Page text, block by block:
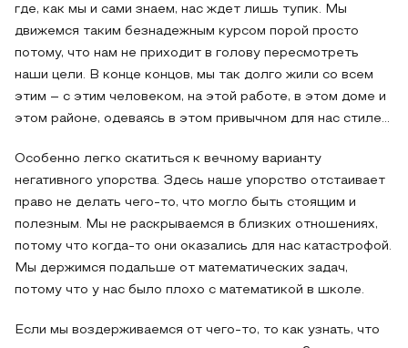
где, как мы и сами знаем, нас ждет лишь тупик. Мы
движемся таким безнадежным курсом порой просто
потому, что нам не приходит в голову пересмотреть
наши цели. В конце концов, мы так долго жили со всем
этим – с этим человеком, на этой работе, в этом доме и
этом районе, одеваясь в этом привычном для нас стиле...
Особенно легко скатиться к вечному варианту
негативного упорства. Здесь наше упорство отстаивает
право не делать чего-то, что могло быть стоящим и
полезным. Мы не раскрываемся в близких отношениях,
потому что когда-то они оказались для нас катастрофой.
Мы держимся подальше от математических задач,
потому что у нас было плохо с математикой в школе.
Если мы воздерживаемся от чего-то, то как узнать, что